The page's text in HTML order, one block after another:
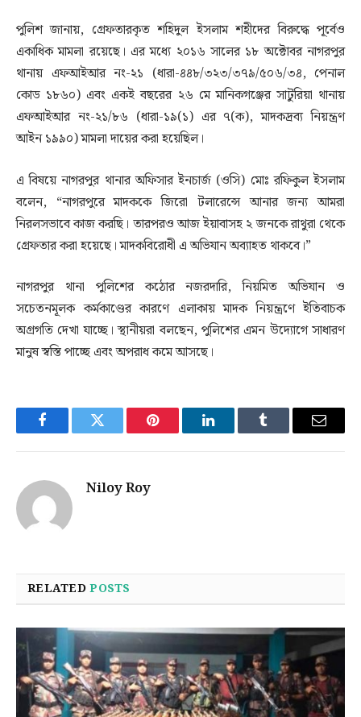
পুলিশ জানায়, গ্রেফতারকৃত শহিদুল ইসলাম শহীদের বিরুদ্ধে পূর্বেও
একাধিক মামলা রয়েছে। এর মধ্যে ২০১৬ সালের ১৮ অক্টোবর নাগরপুর
থানায় এফআইআর নং-২১ (ধারা-৪৪৮/৩২৩/৩৭৯/৫০৬/৩৪, পেনাল
কোড ১৮৬০) এবং একই বছরের ২৬ মে মানিকগঞ্জের সাটুরিয়া থানায়
এফআইআর নং-২১/৮৬ (ধারা-১৯(১) এর ৭(ক), মাদকদ্রব্য নিয়ন্ত্রণ
আইন ১৯৯০) মামলা দায়ের করা হয়েছিল।
এ বিষয়ে নাগরপুর থানার অফিসার ইনচার্জ (ওসি) মোঃ রফিকুল ইসলাম
বলেন, “নাগরপুরে মাদককে জিরো টলারেন্সে আনার জন্য আমরা
নিরলসভাবে কাজ করছি। তারপরও আজ ইয়াবাসহ ২ জনকে রাথুরা থেকে
গ্রেফতার করা হয়েছে। মাদকবিরোধী এ অভিযান অব্যাহত থাকবে।”
নাগরপুর থানা পুলিশের কঠোর নজরদারি, নিয়মিত অভিযান ও
সচেতনমূলক কর্মকাণ্ডের কারণে এলাকায় মাদক নিয়ন্ত্রণে ইতিবাচক
অগ্রগতি দেখা যাচ্ছে। স্থানীয়রা বলছেন, পুলিশের এমন উদ্যোগে সাধারণ
মানুষ স্বস্তি পাচ্ছে এবং অপরাধ কমে আসছে।
FacebookTwitter Pinterest LinkedInTumblr Email
Niloy Roy
RELATEDPOSTS